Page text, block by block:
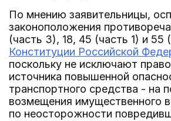
По мнению заявительницы,
законоположения
(часть 3), 18, 45 (часть 1) и 55
Конституции Российской
поскольку не исключают
источника повышенной
транспортного средства - на
возмещения имущественного
по неосторожности